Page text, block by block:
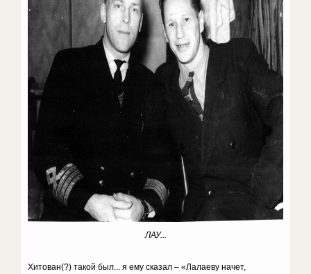
ЛАУ...
Хитован(?) такой был... я ему сказал – «Лалаеву начет,